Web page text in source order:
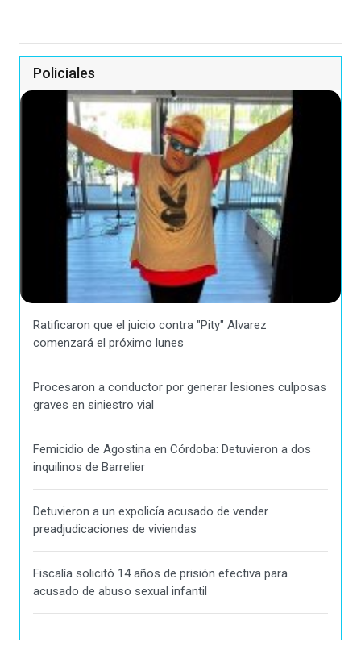
Policiales
Ratificaron que el juicio contra "Pity" Alvarez
comenzará el próximo lunes
Procesaron a conductor por generar lesiones culposas
graves en siniestro vial
Femicidio de Agostina en Córdoba: Detuvieron a dos
inquilinos de Barrelier
Detuvieron a un expolicía acusado de vender
preadjudicaciones de viviendas
Fiscalía solicitó 14 años de prisión efectiva para
acusado de abuso sexual infantil